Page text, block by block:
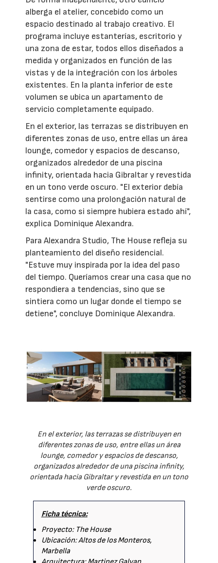
alberga el atelier, concebido como un
espacio destinado al trabajo creativo. El
programa incluye estanterías, escritorio y
una zona de estar, todos ellos diseñados a
medida y organizados en función de las
vistas y de la integración con los árboles
existentes. En la planta inferior de este
volumen se ubica un apartamento de
servicio completamente equipado.
En el exterior, las terrazas se distribuyen en
diferentes zonas de uso, entre ellas un área
lounge, comedor y espacios de descanso,
organizados alrededor de una piscina
infinity, orientada hacia Gibraltar y revestida
en un tono verde oscuro. "El exterior debía
sentirse como una prolongación natural de
la casa, como si siempre hubiera estado ahí",
explica Dominique Alexandra.
Para Alexandra Studio, The House refleja su
planteamiento del diseño residencial.
"Estuve muy inspirada por la idea del paso
del tiempo. Queríamos crear una casa que no
respondiera a tendencias, sino que se
sintiera como un lugar donde el tiempo se
detiene", concluye Dominique Alexandra.
En el exterior, las terrazas se distribuyen en
diferentes zonas de uso, entre ellas un área
lounge, comedor y espacios de descanso,
organizados alrededor de una piscina infinity,
orientada hacia Gibraltar y revestida en un tono
verde oscuro.
Ficha técnica:
Proyecto: The House
Ubicación: Altos de los Monteros,
Marbella